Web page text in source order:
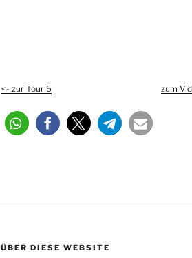
<- zur Tour 5 zum
ÜBER DIESE WEBSITE